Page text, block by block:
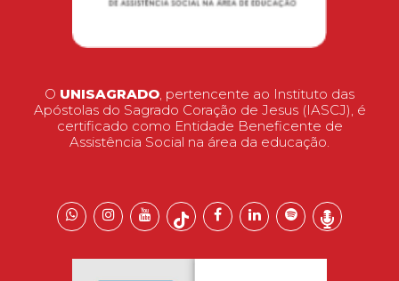
O UNISAGRADO, pertencente ao Instituto das
Apóstolas do Sagrado Coração de Jesus (IASCJ), é
certificado como Entidade Beneficente de
Assistência Social na área da educação.